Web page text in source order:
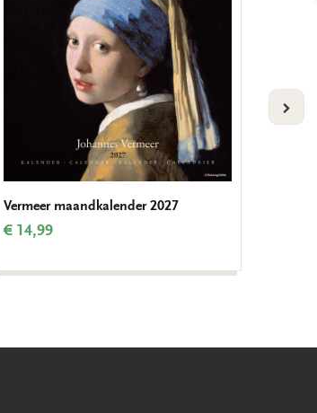
Vermeer maandkalender 2027
€ 14,99